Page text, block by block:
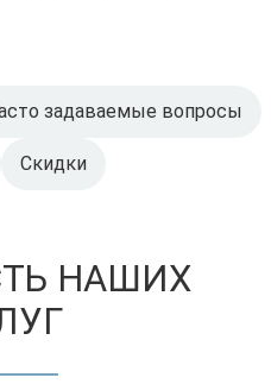
задаваемые вопросы
Скидки
НАШИХ